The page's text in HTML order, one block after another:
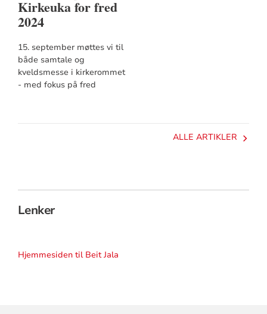
Kirkeuka for fred
2024
15. september møttes vi til
både samtale og
kveldsmesse i kirkerommet
- med fokus på fred
ALLE ARTIKLER
Lenker
Hjemmesiden til Beit Jala